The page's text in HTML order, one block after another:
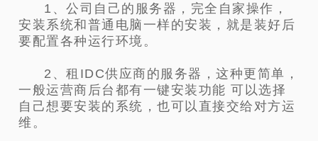
1、公司自己的服务器，完全自家操作，
安装系统和普通电脑一样的安装，就是装好后
要配置各种运行环境。
2、租IDC供应商的服务器，这种更简单，
一般运营商后台都有一键安装功能 可以选择
自己想要安装的系统，也可以直接交给对方运
维。